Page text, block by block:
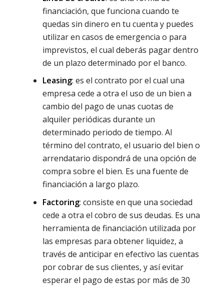
financiación, que funciona cuando te
quedas sin dinero en tu cuenta y puedes
utilizar en casos de emergencia o para
imprevistos, el cual deberás pagar dentro
de un plazo determinado por el banco.
Leasing: es el contrato por el cual una
empresa cede a otra el uso de un bien a
cambio del pago de unas cuotas de
alquiler periódicas durante un
determinado periodo de tiempo. Al
término del contrato, el usuario del bien o
arrendatario dispondrá de una opción de
compra sobre el bien. Es una fuente de
financiación a largo plazo.
Factoring: consiste en que una sociedad
cede a otra el cobro de sus deudas. Es una
herramienta de financiación utilizada por
las empresas para obtener liquidez, a
través de anticipar en efectivo las cuentas
por cobrar de sus clientes, y así evitar
esperar el pago de estas por más de 30